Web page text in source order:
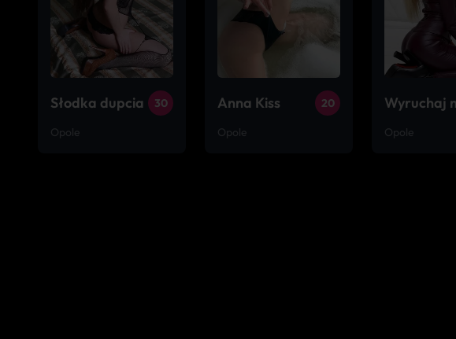
Słodka dupcia 30
Opole
Anna Kiss 20
Opole
Wyruchaj
Opole